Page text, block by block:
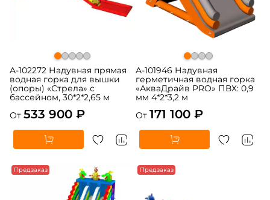
A-102272 Надувная прямая
водная горка для вышки
(опоры) «Стрела» с
бассейном, 30*2*2,65 м
От 533 900 ₽
A-101946 Надувная
герметичная водная горка
«АкваДрайв PRO» ПВХ: 0,9
мм 4*2*3,2 м
От 171 100 ₽
Предзаказ Предзаказ